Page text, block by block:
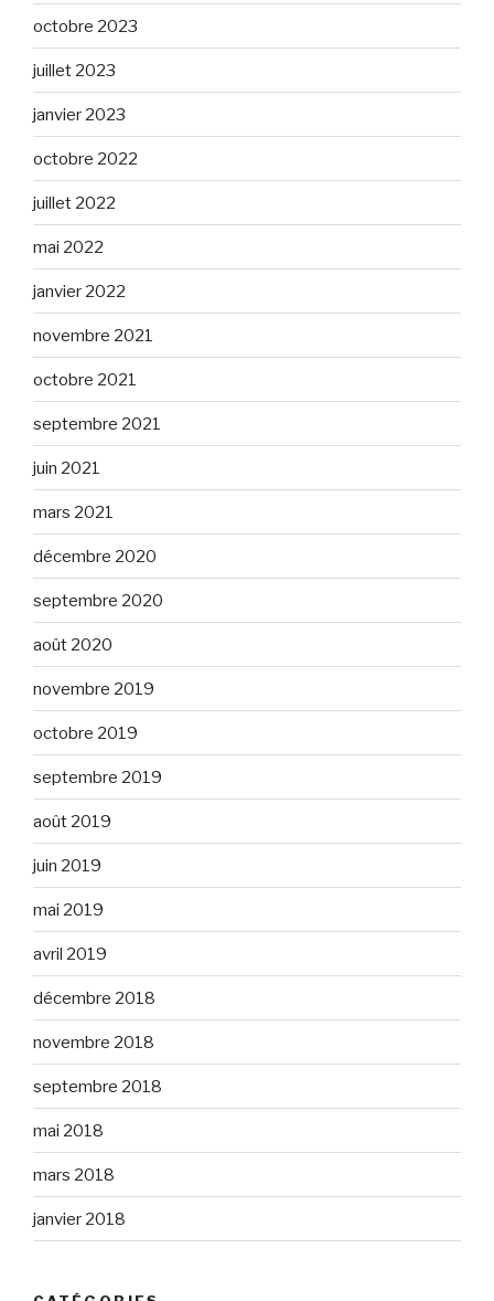
octobre 2023
juillet 2023
janvier 2023
octobre 2022
juillet 2022
mai 2022
janvier 2022
novembre 2021
octobre 2021
septembre 2021
juin 2021
mars 2021
décembre 2020
septembre 2020
août 2020
novembre 2019
octobre 2019
septembre 2019
août 2019
juin 2019
mai 2019
avril 2019
décembre 2018
novembre 2018
septembre 2018
mai 2018
mars 2018
janvier 2018